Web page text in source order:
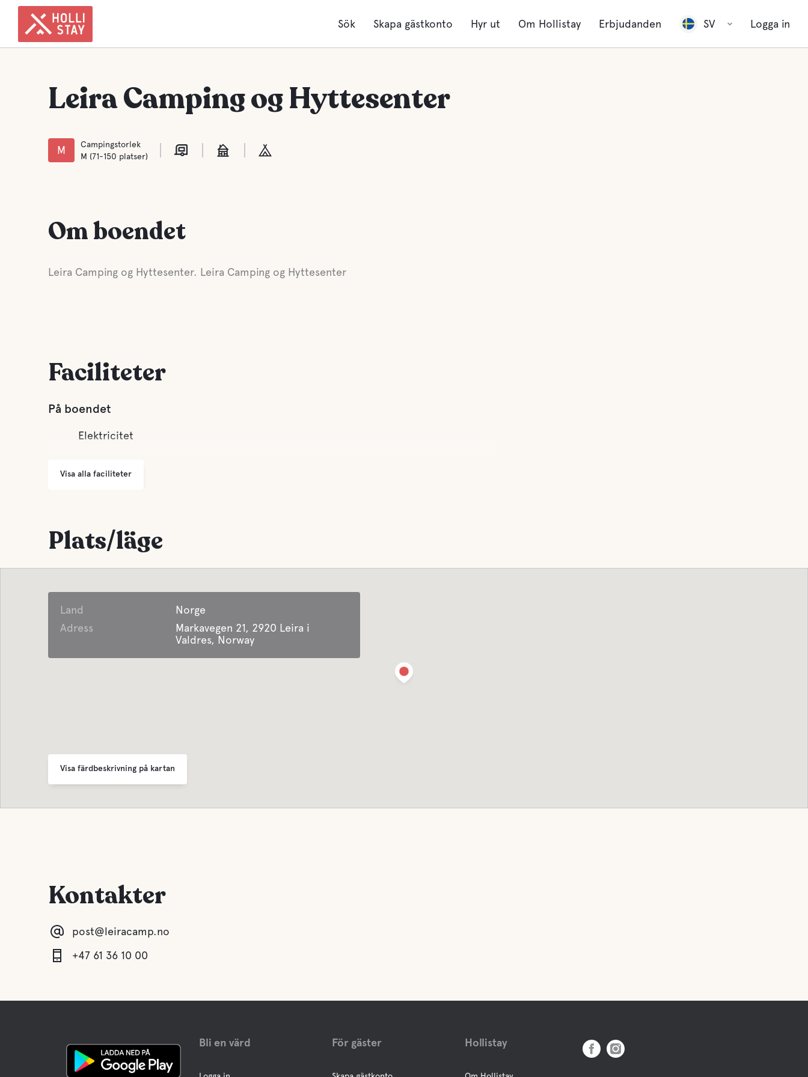
Sök Skapa gästkonto Hyr ut Om Hollistay Erbjudanden SV Logga in
Leira Camping og Hyttesenter
M
Campingstorlek
M (71-150 platser)
Om boendet
Leira Camping og Hyttesenter. Leira Camping og Hyttesenter
Faciliteter
På boendet
Elektricitet
Visa alla faciliteter
Plats/läge
Land
Norge
Adress
Markavegen 21, 2920 Leira i
Valdres, Norway
Visa färdbeskrivning på kartan
Kontakter
post@leiracamp.no
+47 61 36 10 00
Bli en värd För gäster Hollistay